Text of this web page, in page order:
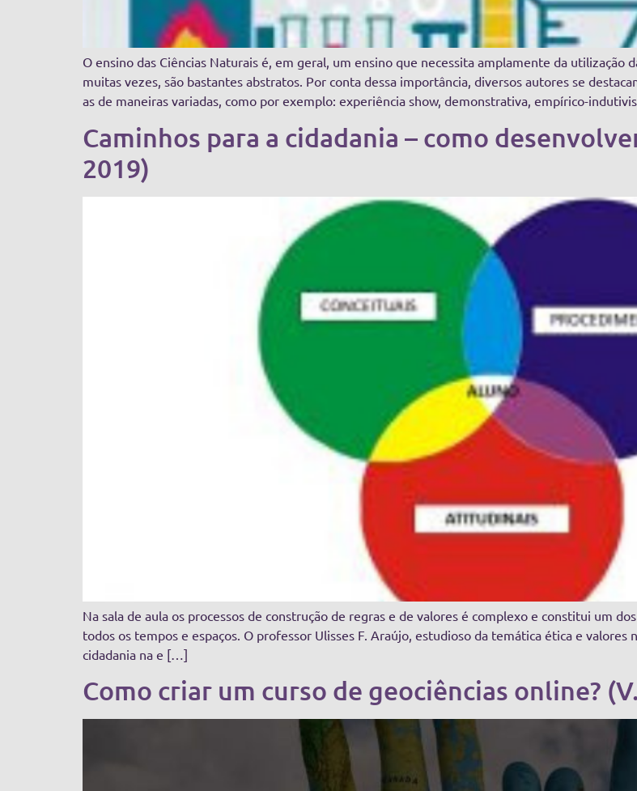
O ensino das Ciências Naturais é, em geral, um ensino que necessita amplamente da utilização
muitas vezes, são bastantes abstratos. Por conta dessa importância, diversos autores se
as de maneiras variadas, como por exemplo: experiência show, demonstrativa, empírico-
Caminhos para a cidadania – como
2019)
Na sala de aula os processos de construção de regras e de valores é complexo e constitui um
todos os tempos e espaços. O professor Ulisses F. Araújo, estudioso da temática ética e
cidadania na e […]
Como criar um curso de geociências online?